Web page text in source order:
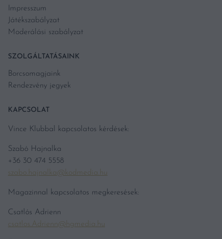
Impresszum
Játékszabályzat
Moderálási szabályzat
SZOLGÁLTATÁSAINK
Borcsomagjaink
Rendezvény jegyek
KAPCSOLAT
Vince Klubbal kapcsolatos kérdések:
Szabó Hajnalka
+36 30 474 5558
szabo.hajnalka@kodmedia.hu
Magazinnal kapcsolatos megkeresések:
Csatlós Adrienn
csatlos.Adrienn@hgmedia.hu